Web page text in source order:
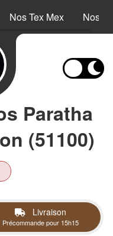
Nos Tex Mex Nos
Paratha
(51100)
Livraison
Précommande pour 15h15